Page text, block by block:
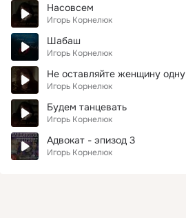
Насовсем
Игорь Корнелюк
Шабаш
Игорь Корнелюк
Не оставляйте женщину одну
Игорь Корнелюк
Будем танцевать
Игорь Корнелюк
Адвокат - эпизод 3
Игорь Корнелюк